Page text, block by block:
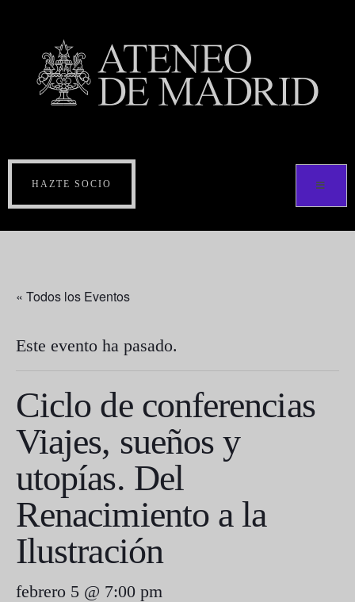
HAZTE SOCIO
« Todos los Eventos
Este evento ha pasado.
Ciclo de conferencias
Viajes, sueños y
utopías. Del
Renacimiento a la
Ilustración
febrero 5 @ 7:00 pm